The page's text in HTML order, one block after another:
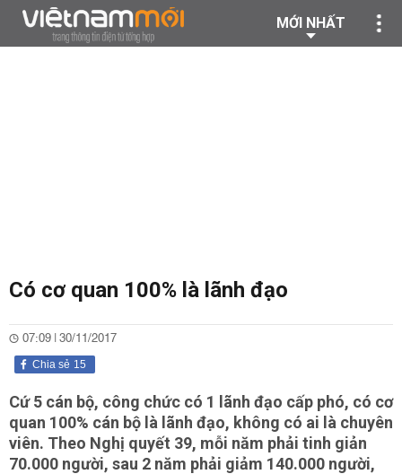
MỚI NHẤT
Có cơ quan 100% là lãnh đạo
07:09 | 30/11/2017
15
Chia sẻ
Cứ 5 cán bộ, công chức có 1 lãnh đạo cấp phó, có cơ
quan 100% cán bộ là lãnh đạo, không có ai là chuyên
viên. Theo Nghị quyết 39, mỗi năm phải tinh giản
70.000 người, sau 2 năm phải giảm 140.000 người,